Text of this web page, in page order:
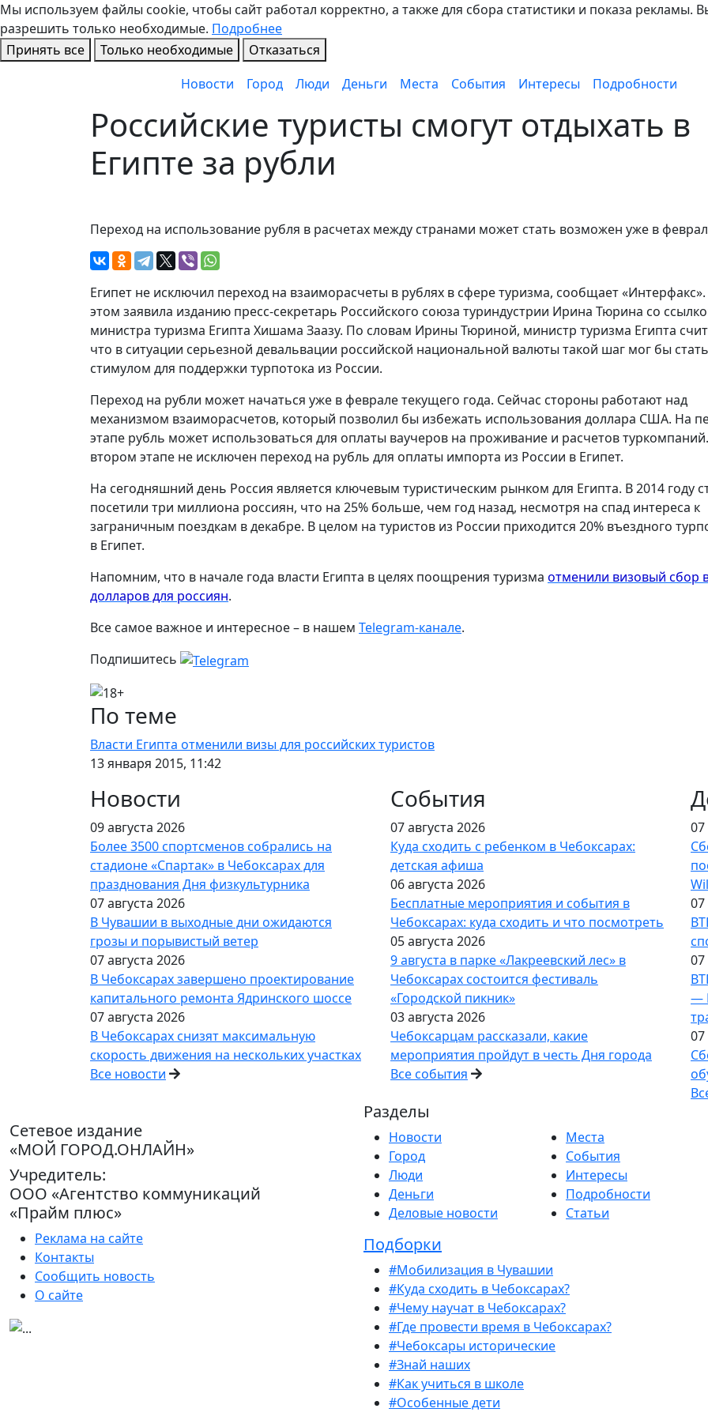
Мы используем файлы cookie, чтобы сайт работал корректно, а также для сбора статистики и показа рекламы.
разрешить только необходимые. Подробнее
Принять все
Только необходимые
Отказаться
Новости
Город Люди Деньги Места События Интересы Подробности
Российские туристы смогут отдыхать в
Египте за рубли
Переход на использование рубля в расчетах между странами может стать возможен уже в
Египет не исключил переход на взаиморасчеты в рублях в сфере туризма, сообщает
этом заявила изданию пресс-секретарь Российского союза туриндустрии Ирина Тюрина со
министра туризма Египта Хишама Заазу. По словам Ирины Тюриной, министр туризма Египта
что в ситуации серьезной девальвации российской национальной валюты такой шаг мог бы стать
стимулом для поддержки турпотока из России.
Переход на рубли может начаться уже в феврале текущего года. Сейчас стороны работают над
механизмом взаиморасчетов, который позволил бы избежать использования доллара США. На
этапе рубль может использоваться для оплаты ваучеров на проживание и расчетов
втором этапе не исключен переход на рубль для оплаты импорта из России в Египет.
На сегодняшний день Россия является ключевым туристическим рынком для Египта. В 2014 году
посетили три миллиона россиян, что на 25% больше, чем год назад, несмотря на спад интереса к
заграничным поездкам в декабре. В целом на туристов из России приходится 20% въездного
в Египет.
Напомним, что в начале года власти Египта в целях поощрения туризма отменили визовый сбор
долларов для россиян.
Все самое важное и интересное – в нашем Telegram-канале.
Подпишитесь
По теме
Власти Египта отменили визы для российских туристов
13 января 2015, 11:42
Новости
09 августа 2026
Более 3500 спортсменов собрались на
стадионе «Спартак» в Чебоксарах для
празднования Дня физкультурника
07 августа 2026
В Чувашии в выходные дни ожидаются
грозы и порывистый ветер
07 августа 2026
В Чебоксарах завершено проектирование
капитального ремонта Ядринского шоссе
07 августа 2026
В Чебоксарах снизят максимальную
скорость движения на нескольких участках
Все новости
События
07 августа 2026
Куда сходить с ребенком в Чебоксарах:
детская афиша
06 августа 2026
Бесплатные мероприятия и события в
Чебоксарах: куда сходить и что посмотреть
05 августа 2026
9 августа в парке «Лакреевский лес» в
Чебоксарах состоится фестиваль
«Городской пикник»
03 августа 2026
Чебоксарцам рассказали, какие
мероприятия пройдут в честь Дня города
Все события
07
07
07
—
07
Сетевое издание
«МОЙ ГОРОД.ОНЛАЙН»
Учредитель:
ООО «Агентство коммуникаций
«Прайм плюс»
Реклама на сайте
Контакты
Сообщить новость
О сайте
Разделы
Новости
Город
Люди
Деньги
Деловые новости
Места
События
Интересы
Подробности
Статьи
Подборки
#Мобилизация в Чувашии
#Куда сходить в Чебоксарах?
#Чему научат в Чебоксарах?
#Где провести время в Чебоксарах?
#Чебоксары исторические
#Знай наших
#Как учиться в школе
#Особенные дети